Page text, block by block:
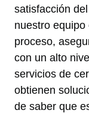
satisfacción
nuestro
proceso,
con un alto
servicios de
obtienen
de saber que